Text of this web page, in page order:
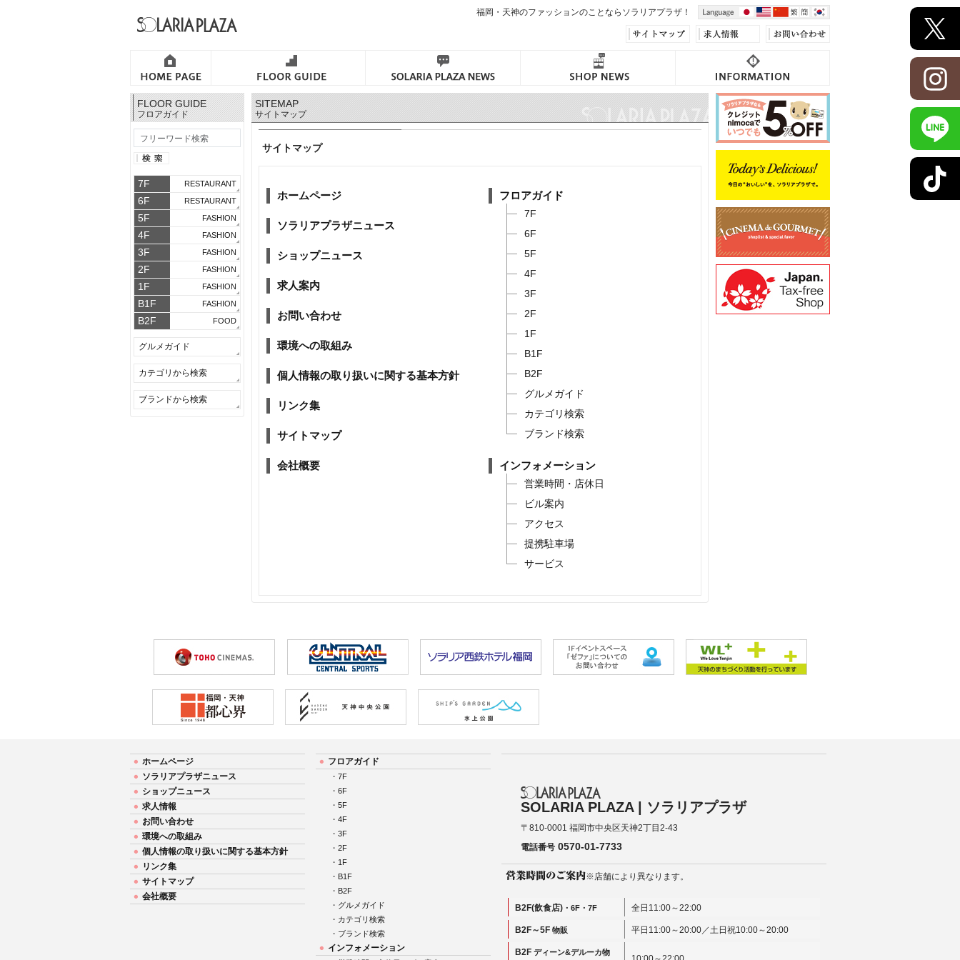
福岡・天神のファッションのことならソラリアプラザ！
FLOOR GUIDE
フロアガイド
7F RESTAURANT
6F RESTAURANT
5F FASHION
4F FASHION
3F FASHION
2F FASHION
1F FASHION
B1F FASHION
B2F FOOD
グルメガイド
カテゴリから検索
ブランドから検索
SITEMAP
サイトマップ
サイトマップ
ホームページ
ソラリアプラザニュース
ショップニュース
求人案内
お問い合わせ
環境への取組み
個人情報の取り扱いに関する基本方針
リンク集
サイトマップ
会社概要
フロアガイド
7F
6F
5F
4F
3F
2F
1F
B1F
B2F
グルメガイド
カテゴリ検索
ブランド検索
インフォメーション
営業時間・店休日
ビル案内
アクセス
提携駐車場
サービス
ホームページ
ソラリアプラザニュース
ショップニュース
求人情報
お問い合わせ
環境への取組み
個人情報の取り扱いに関する基本方針
リンク集
サイトマップ
会社概要
フロアガイド
・ 7F
・ 6F
・ 5F
・ 4F
・ 3F
・ 2F
・ 1F
・ B1F
・ B2F
・ グルメガイド
・ カテゴリ検索
・ ブランド検索
インフォメーション
SOLARIA PLAZA | ソラリアプラザ
〒810-0001 福岡市中央区天神2丁目2-43
電話番号 0570-01-7733
※店舗により異なります。
B2F(飲食店) ・6F・7F 全日11:00～22:00
B2F～5F 物販 平日11:00～20:00／土日祝10:00～20:00
B2F ディーン&デルーカ物